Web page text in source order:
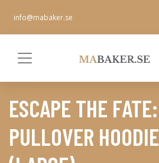
info@mabaker.se
ESCAPE THE
PULLOVER